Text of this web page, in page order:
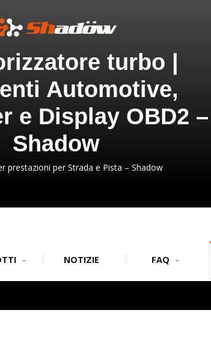
turbo |
Automotive,
e Display OBD2 –
Shadow
prestazioni per Strada e Pista – Shadow
NOTIZIE FAQ